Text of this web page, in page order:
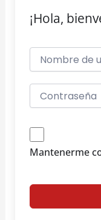
¡Hola,
Mantenerme